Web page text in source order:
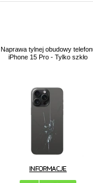
Naprawa tylnej obudowy
iPhone 15 Pro - Tylko szkło